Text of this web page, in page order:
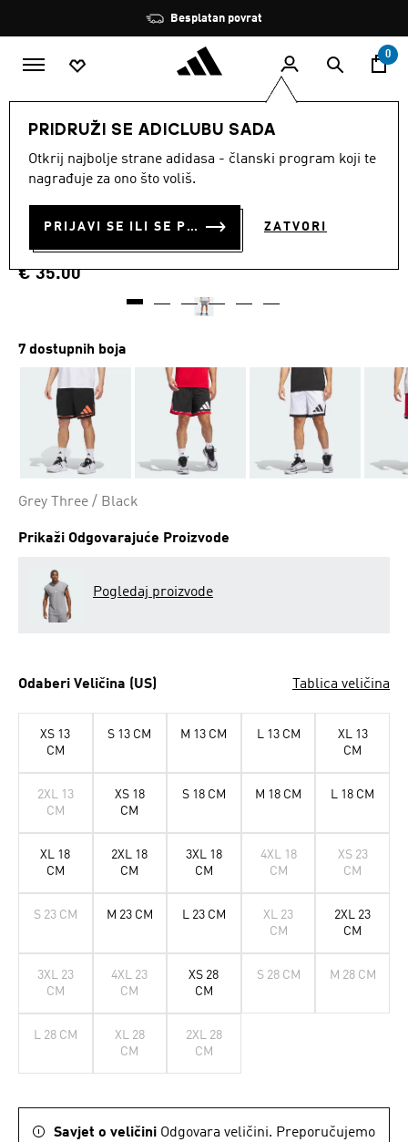
Zaustavi
rotaciju
Besplatan povrat
0
PRIDRUŽI SE ADICLUBU SADA
Otkrij najbolje strane adidasa - članski program koji te
nagrađuje za ono što voliš.
PRIJAVI SE ILI SE PRIDRUŽI SADA ZATVORI
KRATKE HLAČE ADIDAS
BASKETBALL BADGE OF
€ 35.00
7 dostupnih boja
Grey Three / Black
Prikaži Odgovarajuće Proizvode
Pogledaj proizvode
Odaberi Veličina (US) Tablica veličina
XS 13
CM
S 13 CM M 13 CM L 13 CM
XL 13
CM
2XL 13
CM
XS 18
CM
S 18 CM M 18 CM L 18 CM
XL 18
CM
2XL 18
CM
3XL 18
CM
4XL 18
CM
XS 23
CM
S 23 CM M 23 CM L 23 CM
XL 23
CM
2XL 23
CM
3XL 23
CM
4XL 23
CM
XS 28
CM
S 28 CM M 28 CM
L 28 CM
XL 28
CM
2XL 28
CM
Savjet o veličini Odgovara veličini. Preporučujemo